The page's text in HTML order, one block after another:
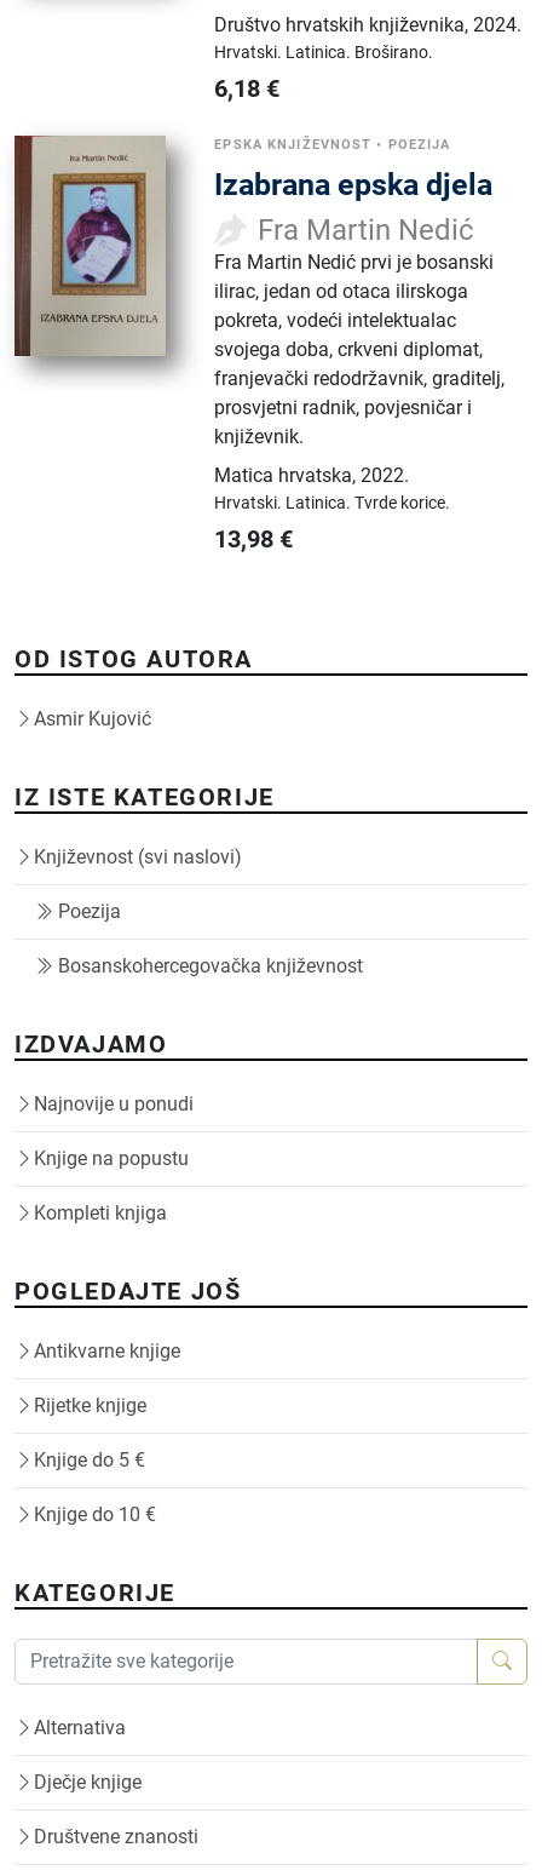
Društvo hrvatskih književnika,2024.
Hrvatski. Latinica. Broširano.
6,18 €
EPSKA KNJIŽEVNOST • POEZIJA
Izabrana epska djela
Fra Martin Nedić
Fra Martin Nedić prvi je bosanski
ilirac, jedan od otaca ilirskoga
pokreta, vodeći intelektualac
svojega doba, crkveni diplomat,
franjevački redodržavnik, graditelj,
prosvjetni radnik, povjesničar i
književnik.
Matica hrvatska,2022.
Hrvatski. Latinica.Tvrde korice.
13,98 €
OD ISTOG AUTORA
Asmir Kujović
IZ ISTE KATEGORIJE
Književnost (svi naslovi)
Poezija
Bosanskohercegovačka književnost
IZDVAJAMO
Najnovije u ponudi
Knjige na popustu
Kompleti knjiga
POGLEDAJTE JOŠ
Antikvarne knjige
Rijetke knjige
Knjige do 5 €
Knjige do 10 €
KATEGORIJE
Alternativa
Dječje knjige
Društvene znanosti